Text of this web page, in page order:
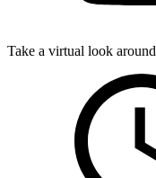
Take a virtual look around